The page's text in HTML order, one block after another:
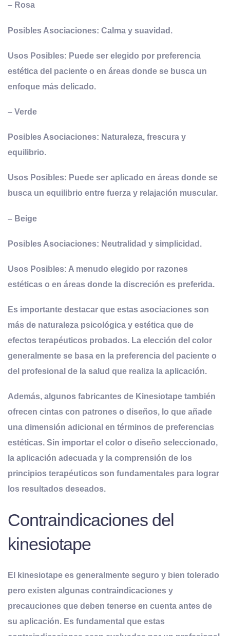
– Rosa
Posibles Asociaciones: Calma y suavidad.
Usos Posibles: Puede ser elegido por preferencia
estética del paciente o en áreas donde se busca un
enfoque más delicado.
– Verde
Posibles Asociaciones: Naturaleza, frescura y
equilibrio.
Usos Posibles: Puede ser aplicado en áreas donde se
busca un equilibrio entre fuerza y relajación muscular.
– Beige
Posibles Asociaciones: Neutralidad y simplicidad.
Usos Posibles: A menudo elegido por razones
estéticas o en áreas donde la discreción es preferida.
Es importante destacar que estas asociaciones son
más de naturaleza psicológica y estética que de
efectos terapéuticos probados. La elección del color
generalmente se basa en la preferencia del paciente o
del profesional de la salud que realiza la aplicación.
Además, algunos fabricantes de Kinesiotape también
ofrecen cintas con patrones o diseños, lo que añade
una dimensión adicional en términos de preferencias
estéticas. Sin importar el color o diseño seleccionado,
la aplicación adecuada y la comprensión de los
principios terapéuticos son fundamentales para lograr
los resultados deseados.
Contraindicaciones del
kinesiotape
E l kinesiotape es generalmente seguro y bien tolerado
pero existen algunas contraindicaciones y
precauciones que deben tenerse en cuenta antes de
su aplicación. Es fundamental que estas